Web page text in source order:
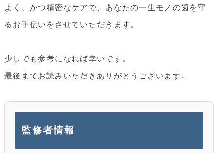
よく、かつ精密なケアで、あなたの一生モノの歯を守
るお手伝いをさせていただきます。
少しでも参考になれば幸いです。
最後までお読みいただきありがとうございます。
監修者情報